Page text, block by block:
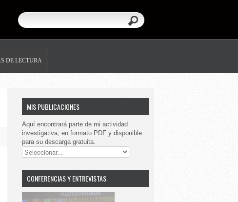
DE LECTURA
MIS PUBLICACIONES
Aquí encontrará parte de mi actividad
investigativa, en formato PDF y disponible
para su descarga gratuita.
CONFERENCIAS Y ENTREVISTAS